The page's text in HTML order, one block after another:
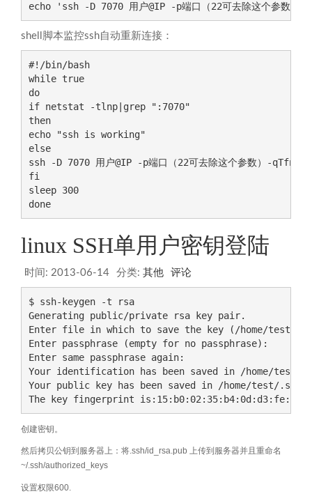
echo 'ssh -D 7070 用户@IP -p端口（22可去除这个参
shell脚本监控ssh自动重新连接：
#!/bin/bash
while true
do
if netstat -tlnp|grep ":7070"
then
echo "ssh is working"
else
ssh -D 7070 用户@IP -p端口（22可去除这个参数）-
fi
sleep 300
done
linux SSH单用户密钥登陆
时间: 2013-06-14 分类: 其他 评论
$ ssh-keygen -t rsa
Generating public/private rsa key pair.
Enter file in which to save the key (/home/test/
Enter passphrase (empty for no passphrase):
Enter same passphrase again:
Your identification has been saved in /home/test/
Your public key has been saved in /home/test/.ssh/
创建密钥。
然后拷贝公钥到服务器上：将.ssh/id_rsa.pub 上传到服务器并且重命名
~/.ssh/authorized_keys
设置权限600